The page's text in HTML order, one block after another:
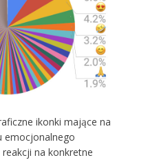
ikonki mające na
emocjonalnego
na konkretne